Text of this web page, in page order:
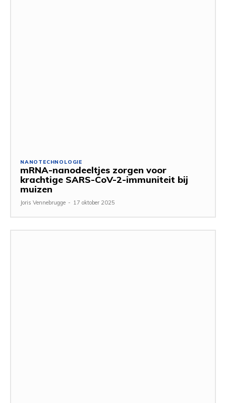
NANOTECHNOLOGIE
mRNA-nanodeeltjes zorgen voor
krachtige SARS-CoV-2-immuniteit bij
muizen
Joris Vennebrugge - 17 oktober 2025